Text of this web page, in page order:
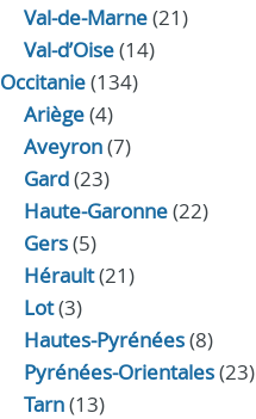
Val-de-Marne(21)
Val-d’Oise(14)
Occitanie(134)
Ariège(4)
Aveyron(7)
Gard(23)
Haute-Garonne(22)
Gers(5)
Hérault(21)
Lot(3)
Hautes-Pyrénées(8)
Pyrénées-Orientales(23)
Tarn(13)